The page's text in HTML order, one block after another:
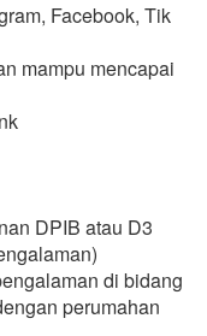
Facebook, Tik
mampu mencapai
DPIB atau D3
di bidang
perumahan